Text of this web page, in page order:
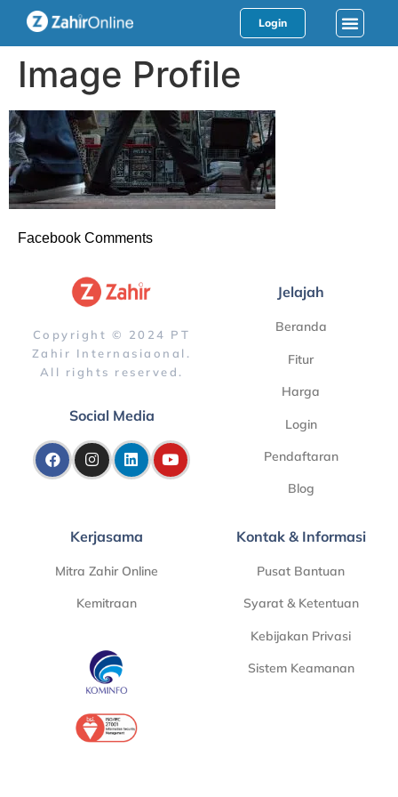
Login
Image Profile
Facebook Comments
Copyright © 2024 PT
Zahir Internasiaonal.
All rights reserved.
Social Media
Jelajah
Beranda
Fitur
Harga
Login
Pendaftaran
Blog
Kerjasama
Mitra Zahir Online
Kemitraan
Kontak & Informasi
Pusat Bantuan
Syarat & Ketentuan
Kebijakan Privasi
Sistem Keamanan